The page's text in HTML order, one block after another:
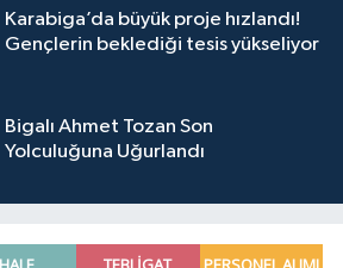
Karabiga’da büyük proje hızlandı!
Gençlerin beklediği tesis yükseliyor
Bigalı Ahmet Tozan Son
Yolculuğuna Uğurlandı